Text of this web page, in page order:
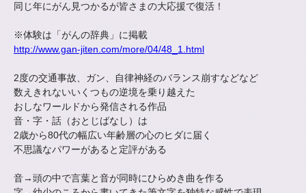
同じ年にがん見つかるが皆さまの大応援で復活！
※体験は「がんの辞典」に掲載
http://www.gan-jiten.com/more/04/48_1.html
2度の交通事故、ガン、自律神経のバランス崩すなどなど
数えきれないいくつもの逆境を乗り越えた
おしなワールドから発信される作品
音・字・話（おとじばなし）は
2歳から80代の幅広い年齢層の心のヒダに届く
不思議なパワーがあると定評がある
音→頭の中で言葉と音が同時にひらめき曲を作る